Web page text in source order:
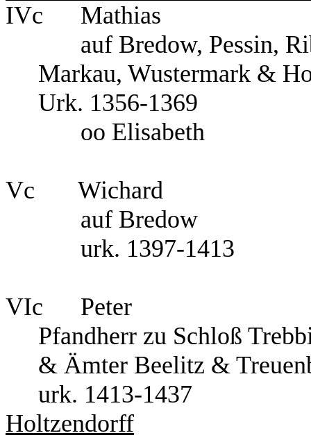
IVc Mathias
auf Bredow, Pessin,
Markau, Wustermark &
Urk. 1356-1369
oo Elisabeth
Vc Wichard
auf Bredow
urk. 1397-1413
VIc Peter
Pfandherr zu
& Ämter Beelitz &
urk.
Holtzendorff